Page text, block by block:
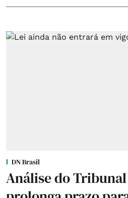
DN Brasil
Análise do